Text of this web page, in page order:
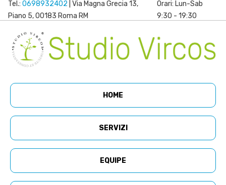
Tel.: 0698932402 | Via Magna Grecia 13,
Piano 5, 00183 Roma RM
Orari: Lun-Sab
9:30 - 19:30
HOME
SERVIZI
EQUIPE